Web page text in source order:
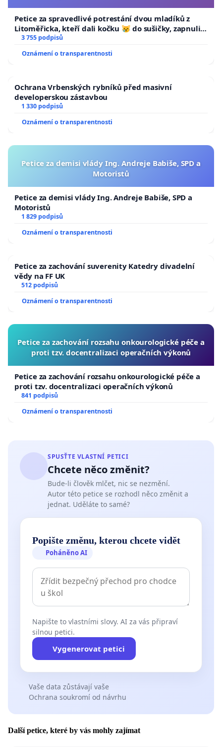
Petice za spravedlivé potrestání dvou mladíků z
Litoměřicka, kteří dali kočku 😿 do sušičky, zapnuli ji
a umírání zvířete natočili.
3 755 podpisů
Oznámení o transparentnosti
Ochrana Vrbenských rybníků před masivní
developerskou zástavbou
1 330 podpisů
Oznámení o transparentnosti
Petice za demisi vlády Ing. Andreje Babiše, SPD a
Motoristů
Petice za demisi vlády Ing. Andreje Babiše, SPD a
Motoristů
1 829 podpisů
Oznámení o transparentnosti
Petice za zachování suverenity Katedry divadelní
vědy na FF UK
512 podpisů
Oznámení o transparentnosti
Petice za zachování rozsahu onkourologické péče a
proti tzv. docentralizaci operačních výkonů
Petice za zachování rozsahu onkourologické péče a
proti tzv. docentralizaci operačních výkonů
841 podpisů
Oznámení o transparentnosti
SPUSŤTE VLASTNÍ PETICI
Chcete něco změnit?
Bude-li člověk mlčet, nic se nezmění.
Autor této petice se rozhodl něco změnit a
jednat. Uděláte to samé?
Popište změnu, kterou chcete vidět
Poháněno AI
Napište to vlastními slovy. AI za vás připraví
silnou petici.
Vygenerovat petici
Vaše data zůstávají vaše
Ochrana soukromí od návrhu
Další petice, které by vás mohly zajímat